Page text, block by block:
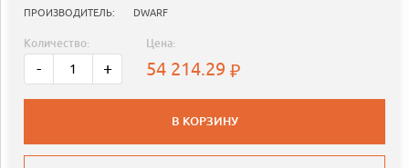
ПРОИЗВОДИТЕЛЬ: DWARF
Количество:
- +
Цена:
54 214.29
В КОРЗИНУ